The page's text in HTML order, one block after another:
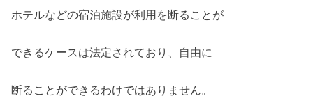
ホテルなどの宿泊施設が利用を断ることが
できるケースは法定されており、自由に
断ることができるわけではありません。